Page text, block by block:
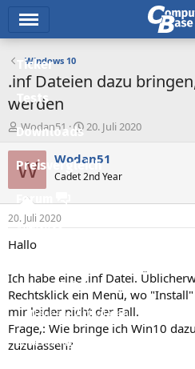
Ticker
Tests
Downloads
Preisvergleich
Forum
Aktuelles
Neue Beiträge
Neueste Aktivitäten
Leserartikel
Windows 10
.inf Dateien dazu
werden
E
r
s
t
e
r
Wodan51
E
s
e
t
20. Juli 2020
W Wodan51
Cadet 2nd Year
20. Juli 2020
Hallo
Ich habe eine .inf Datei.
Rechtsklick ein Menü, wo
mir leider nicht der Fall.
Frage,: Wie bringe ich Win10
zuzulassen?